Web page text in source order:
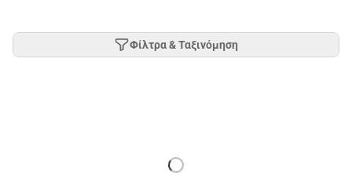
Φίλτρα & Ταξινόμηση